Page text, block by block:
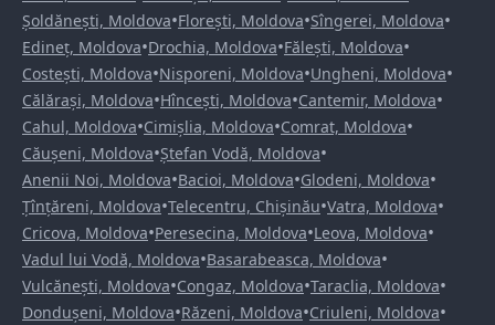
Șoldănești, Moldova•Florești, Moldova•Sîngerei, Moldova•
Edineț, Moldova•Drochia, Moldova•Fălești, Moldova•
Costești, Moldova•Nisporeni, Moldova•Ungheni, Moldova•
Călărași, Moldova•Hîncești, Moldova•Cantemir, Moldova•
Cahul, Moldova•Cimișlia, Moldova•Comrat, Moldova•
Căușeni, Moldova•Ștefan Vodă, Moldova•
Anenii Noi, Moldova•Bacioi, Moldova•Glodeni, Moldova•
Țînțăreni, Moldova•Telecentru, Chișinău•Vatra, Moldova•
Cricova, Moldova•Peresecina, Moldova•Leova, Moldova•
Vadul lui Vodă, Moldova•Basarabeasca, Moldova•
Vulcănești, Moldova•Congaz, Moldova•Taraclia, Moldova•
Dondușeni, Moldova•Răzeni, Moldova•Criuleni, Moldova•